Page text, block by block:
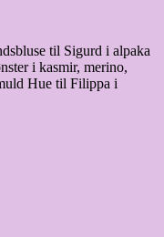
til Sigurd i alpaka
i kasmir, merino,
Hue til Filippa i